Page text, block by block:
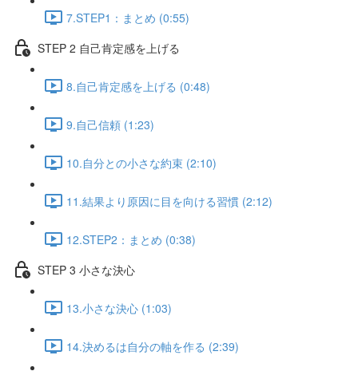
7.STEP1：まとめ (0:55)
STEP 2 自己肯定感を上げる
8.自己肯定感を上げる (0:48)
9.自己信頼 (1:23)
10.自分との小さな約束 (2:10)
11.結果より原因に目を向ける習慣 (2:12)
12.STEP2：まとめ (0:38)
STEP 3 小さな決心
13.小さな決心 (1:03)
14.決めるは自分の軸を作る (2:39)